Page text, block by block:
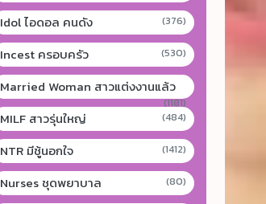
Idol ไอดอล คนดัง (376)
Incest ครอบครัว (530)
Married Woman สาวแต่งงานแล้ว
(1181)
MILF สาวรุ่นใหญ่ (484)
NTR มีชู้นอกใจ (1412)
Nurses ชุดพยาบาล (80)